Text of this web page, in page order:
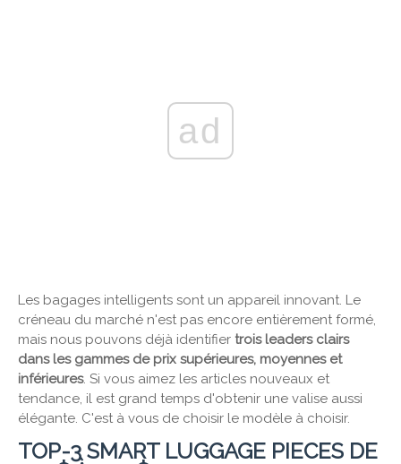
ad
Les bagages intelligents sont un appareil innovant. Le
créneau du marché n'est pas encore entièrement formé,
mais nous pouvons déjà identifier trois leaders clairs
dans les gammes de prix supérieures, moyennes et
inférieures. Si vous aimez les articles nouveaux et
tendance, il est grand temps d'obtenir une valise aussi
élégante. C'est à vous de choisir le modèle à choisir.
TOP-3 SMART LUGGAGE PIECES DE